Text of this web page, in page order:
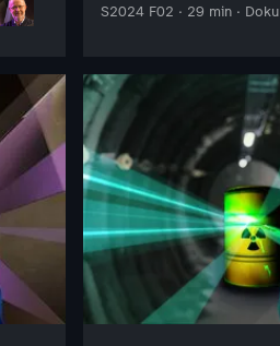
S2024 F02 · 29 min · Doku